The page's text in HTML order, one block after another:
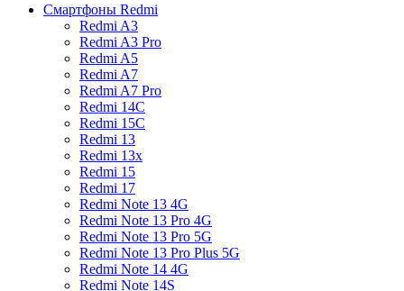
Смартфоны Redmi
Redmi A3
Redmi A3 Pro
Redmi A5
Redmi A7
Redmi A7 Pro
Redmi 14C
Redmi 15C
Redmi 13
Redmi 13x
Redmi 15
Redmi 17
Redmi Note 13 4G
Redmi Note 13 Pro 4G
Redmi Note 13 Pro 5G
Redmi Note 13 Pro Plus 5G
Redmi Note 14 4G
Redmi Note 14S